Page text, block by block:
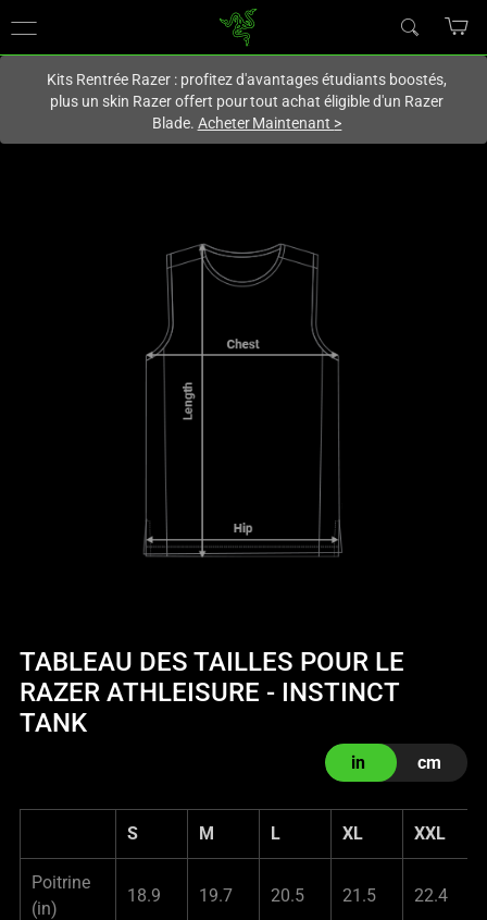
Vous êtes actuellement sur le site
Kits Rentrée Razer : profitez d'avantages étudiants boostés,
plus un skin Razer offert pour tout achat éligible d'un Razer
Blade. Acheter Maintenant >
TABLEAU DES TAILLES POUR LE
RAZER ATHLEISURE - INSTINCT
TANK
in cm
S M L XL XXL
Poitrine
(in)
18.9 19.7 20.5 21.5 22.4